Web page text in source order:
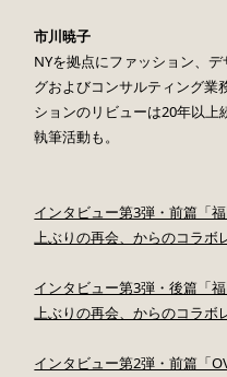
市川暁子
NYを拠点にファッション、
グおよびコンサルティング業
ションのリビューは20年以
執筆活動も。
インタビュー第3弾・前篇「
上ぶりの再会、からのコラボ
インタビュー第3弾・後篇「
上ぶりの再会、からのコラボ
インタビュー第2弾・前篇「